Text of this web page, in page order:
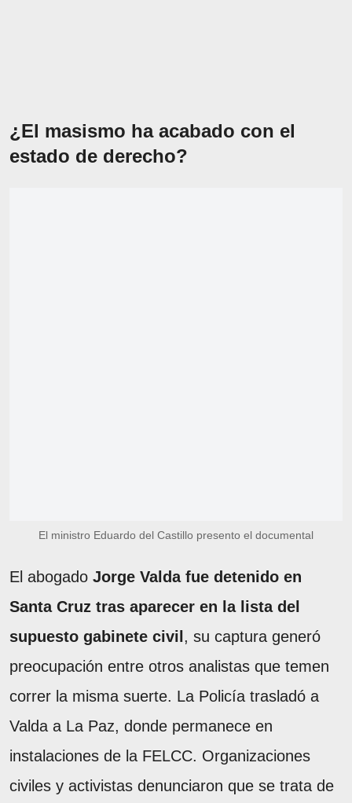
¿El masismo ha acabado con el
estado de derecho?
El ministro Eduardo del Castillo presento el documental
El abogado Jorge Valda fue detenido en
Santa Cruz tras aparecer en la lista del
supuesto gabinete civil , su captura generó
preocupación entre otros analistas que temen
correr la misma suerte. La Policía trasladó a
Valda a La Paz, donde permanece en
instalaciones de la FELCC. Organizaciones
civiles y activistas denunciaron que se trata de